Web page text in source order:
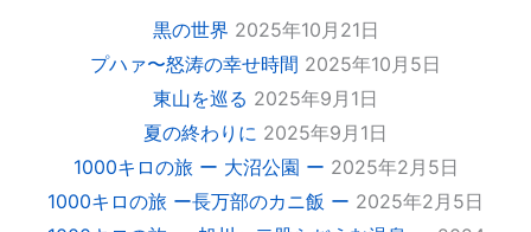
黒の世界 2025年10月21日
プハァ〜怒涛の幸せ時間 2025年10月5日
東山を巡る 2025年9月1日
夏の終わりに 2025年9月1日
1000キロの旅 ー 大沼公園 ー 2025年2月5日
1000キロの旅 ー長万部のカニ飯 ー 2025年2月5日